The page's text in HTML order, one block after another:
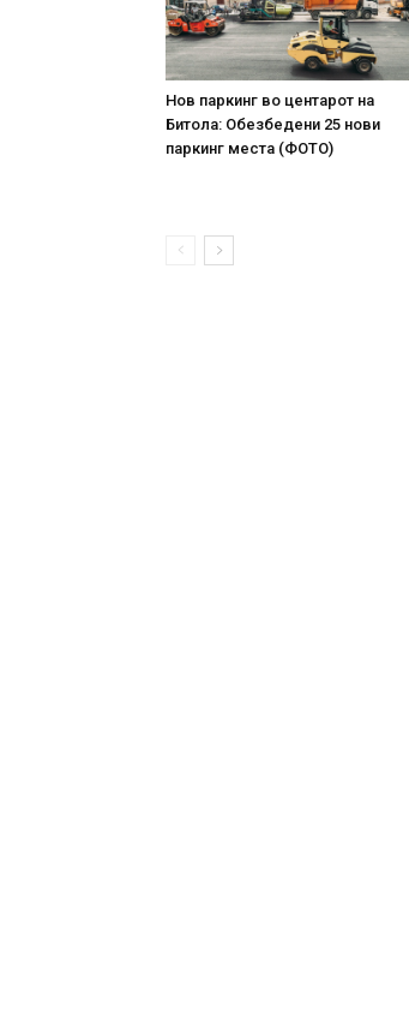
Нов паркинг во центарот на
Битола: Обезбедени 25 нови
паркинг места (ФОТО)